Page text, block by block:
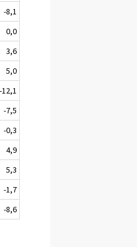
-8,1
0,0
3,6
5,0
-12,1
-7,5
-0,3
4,9
5,3
-1,7
-8,6